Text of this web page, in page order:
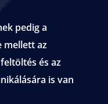
pedig a
mellett az
és az
is van